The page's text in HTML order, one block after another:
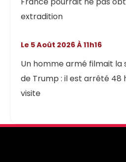
extradition
Un homme armé filmait la
de Trump : il est arrêté 48
visite
Le 5 Août 2026 À 11h16